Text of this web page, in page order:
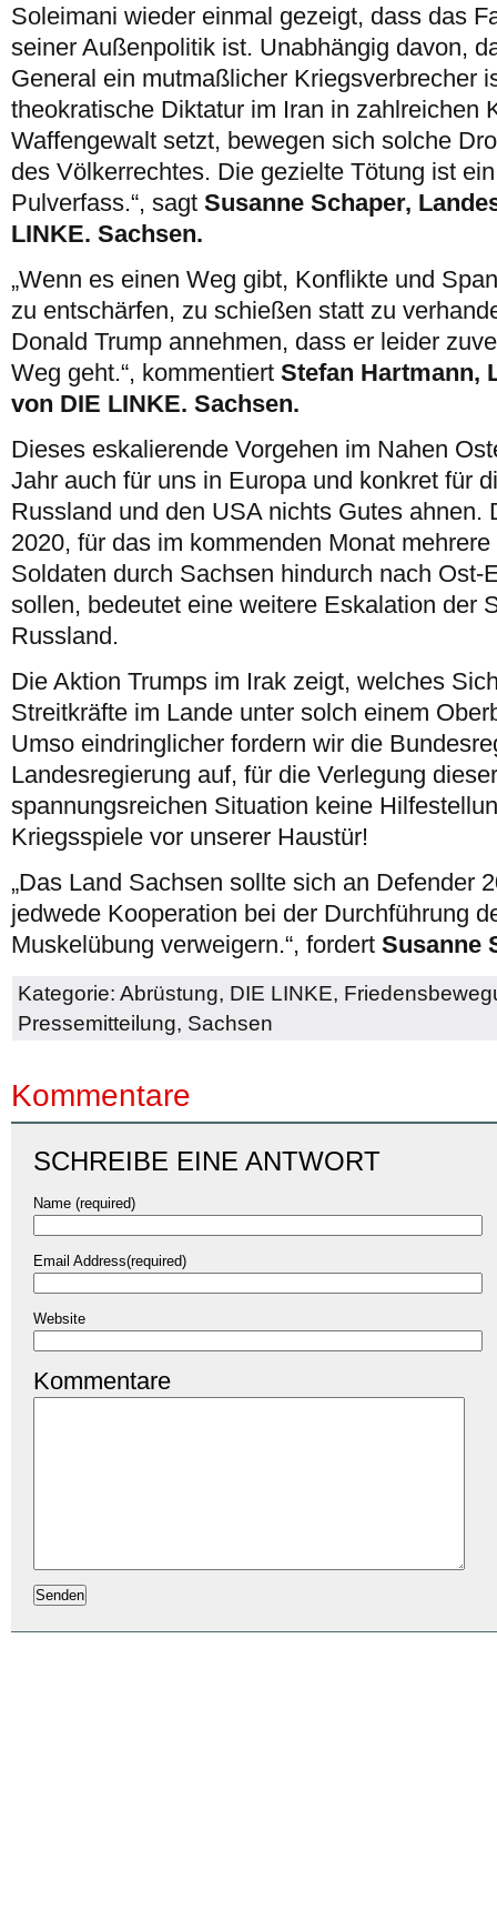
Soleimani wieder einmal gezeigt, dass das
seiner Außenpolitik ist. Unabhängig davon,
General ein mutmaßlicher Kriegsverbrecher
theokratische Diktatur im Iran in zahlreichen
Waffengewalt setzt, bewegen sich solche
des Völkerrechtes. Die gezielte Tötung ist
Pulverfass.“, sagt Susanne Schaper,
LINKE. Sachsen.
„Wenn es einen Weg gibt, Konflikte und
zu entschärfen, zu schießen statt zu
Donald Trump annehmen, dass er leider
Weg geht.“, kommentiert Stefan Hartmann,
von DIE LINKE. Sachsen.
Dieses eskalierende Vorgehen im Nahen
Jahr auch für uns in Europa und konkret für
Russland und den USA nichts Gutes ahnen.
2020, für das im kommenden Monat
Soldaten durch Sachsen hindurch nach Ost-
sollen, bedeutet eine weitere Eskalation der
Russland.
Die Aktion Trumps im Irak zeigt, welches
Streitkräfte im Lande unter solch einem
Umso eindringlicher fordern wir die
Landesregierung auf, für die Verlegung
spannungsreichen Situation keine
Kriegsspiele vor unserer Haustür!
„Das Land Sachsen sollte sich an Defender
jedwede Kooperation bei der Durchführung
Muskelübung verweigern.“, fordert Susanne
Kategorie: Abrüstung, DIE LINKE,
Pressemitteilung, Sachsen
Kommentare
SCHREIBE EINE ANTWORT
Name (required)
Email Address(required)
Website
Kommentare